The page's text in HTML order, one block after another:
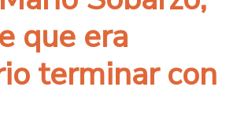
que era
terminar con